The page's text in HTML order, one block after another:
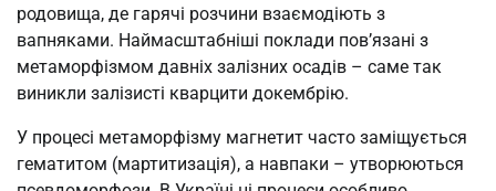
родовища, де гарячі розчини взаємодіють з
вапняками. Наймасштабніші поклади пов’язані з
метаморфізмом давніх залізних осадів – саме так
виникли залізисті кварцити докембрію.
У процесі метаморфізму магнетит часто заміщується
гематитом (мартитизація), а навпаки – утворюються